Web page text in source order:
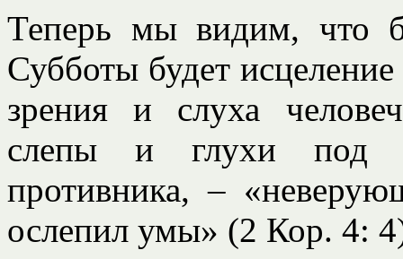
Теперь мы видим, что
Субботы будет
зрения и слуха
слепы и глухи под
противника, –
ослепил умы» (2 Кор. 4: